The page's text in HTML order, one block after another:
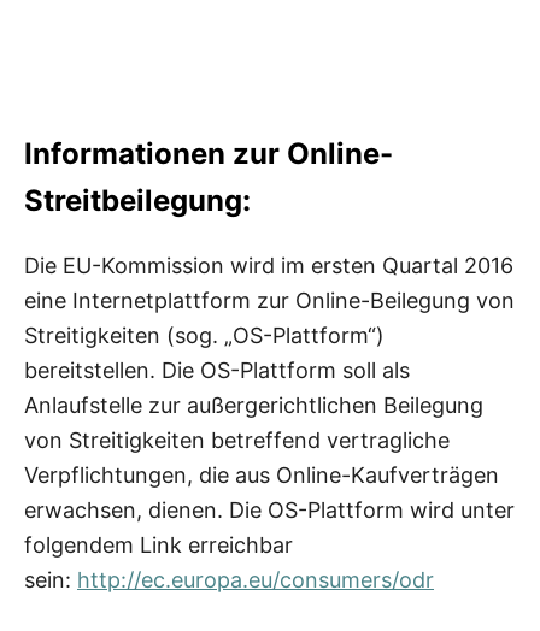
Informationen zur Online-
Streitbeilegung:
Die EU-Kommission wird im ersten Quartal 2016
eine Internetplattform zur Online-Beilegung von
Streitigkeiten (sog. „OS-Plattform“)
bereitstellen. Die OS-Plattform soll als
Anlaufstelle zur außergerichtlichen Beilegung
von Streitigkeiten betreffend vertragliche
Verpflichtungen, die aus Online-Kaufverträgen
erwachsen, dienen. Die OS-Plattform wird unter
folgendem Link erreichbar
sein: http://ec.europa.eu/consumers/odr